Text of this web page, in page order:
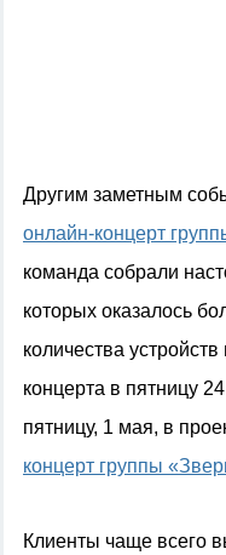
Другим заметным
онлайн-концерт
команда собрали
которых оказалось
количества
концерта в пятницу
пятницу, 1 мая, в
концерт группы
Клиенты чаще всего